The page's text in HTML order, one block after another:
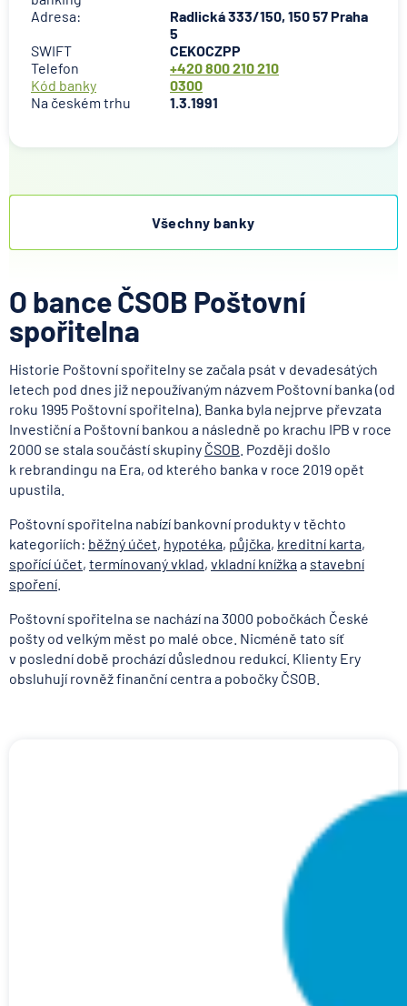
Adresa:
Radlická 333/150, 150 57 Praha
5
SWIFT
CEKOCZPP
Telefon
+420 800 210 210
Kód banky
0300
Na českém trhu
1.3.1991
Všechny banky
O bance ČSOB Poštovní
spořitelna
Historie Poštovní spořitelny se začala psát v devadesátých
letech pod dnes již nepoužívaným názvem Poštovní banka (od
roku 1995 Poštovní spořitelna). Banka byla nejprve převzata
Investiční a Poštovní bankou a následně po krachu IPB v roce
2000 se stala součástí skupiny ČSOB . Později došlo
k rebrandingu na Era, od kterého banka v roce 2019 opět
upustila.
Poštovní spořitelna nabízí bankovní produkty v těchto
kategoriích: běžný účet, hypotéka, půjčka, kreditní karta,
spořící účet, termínovaný vklad, vkladní knížka a stavební
spoření
Poštovní spořitelna se nachází na 3000 pobočkách České
pošty od velkým měst po malé obce. Nicméně tato síť
v poslední době prochází důslednou redukcí. Klienty Ery
obsluhují rovněž finanční centra a pobočky ČSOB.